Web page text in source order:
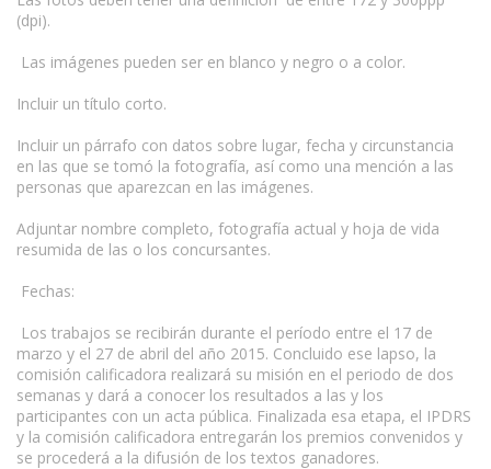
(dpi).
Las imágenes pueden ser en blanco y negro o a color.
Incluir un título corto.
Incluir un párrafo con datos sobre lugar, fecha y circunstancia
en las que se tomó la fotografía, así como una mención a las
personas que aparezcan en las imágenes.
Adjuntar nombre completo, fotografía actual y hoja de vida
resumida de las o los concursantes.
Fechas:
Los trabajos se recibirán durante el período entre el 17 de
marzo y el 27 de abril del año 2015. Concluido ese lapso, la
comisión calificadora realizará su misión en el periodo de dos
semanas y dará a conocer los resultados a las y los
participantes con un acta pública. Finalizada esa etapa, el IPDRS
y la comisión calificadora entregarán los premios convenidos y
se procederá a la difusión de los textos ganadores.